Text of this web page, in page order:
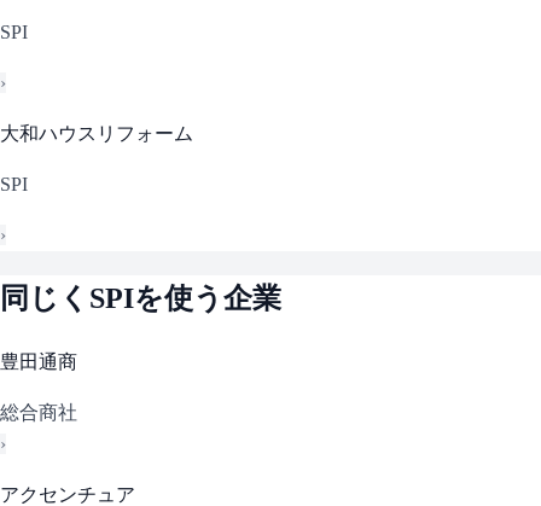
SPI
›
大和ハウスリフォーム
SPI
›
同じく SPIを使う企業
豊田通商
総合商社
›
アクセンチュア